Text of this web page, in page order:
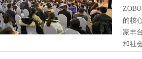
的核
家丰
和社